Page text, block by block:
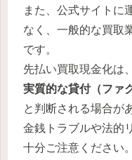
また、公式サイトに
なく、一般的な買取
です。
先払い買取現金化は
実質的な貸付（ファ
と判断される場合が
金銭トラブルや法的
十分ご注意ください。